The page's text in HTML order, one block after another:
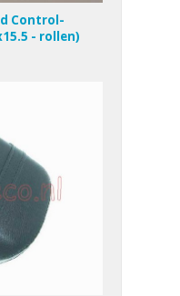
Control-
- rollen)